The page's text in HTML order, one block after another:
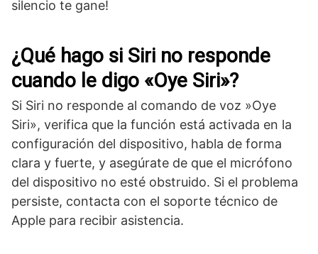
silencio te gane!
⁣¿Qué hago si Siri no responde
cuando le digo «Oye Siri»?
Si Siri no responde al comando de ⁣voz ⁣»Oye
Siri»,​ verifica que la función está activada en la
configuración del dispositivo, habla de forma
clara y fuerte, y asegúrate de que el ‌micrófono
del dispositivo⁣ no esté obstruido. Si el problema
⁢persiste, contacta con el soporte técnico de
Apple para‍ recibir asistencia.